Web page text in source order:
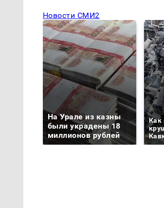
Новости СМИ2
На Урале из казны
были украдены 18
миллионов рублей
Как